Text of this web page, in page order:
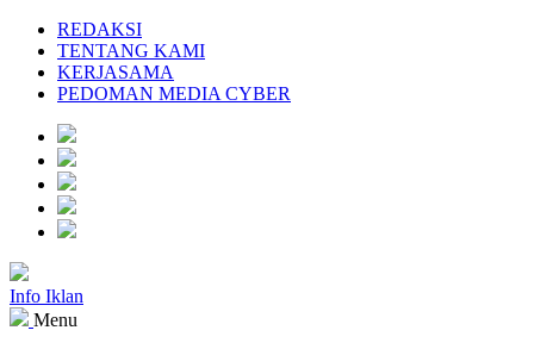
REDAKSI
TENTANG KAMI
KERJASAMA
PEDOMAN MEDIA CYBER
Info Iklan
Menu